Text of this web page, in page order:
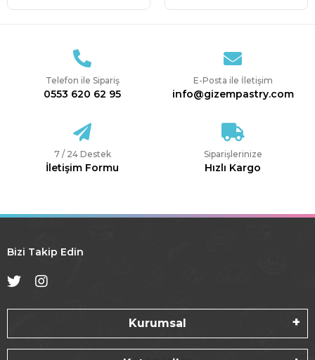
Telefon ile Sipariş
0553 620 62 95
E-Posta ile İletişim
info@gizempastry.com
7 / 24 Destek
İletişim Formu
Siparişlerinize
Hızlı Kargo
Bizi Takip Edin
Kurumsal